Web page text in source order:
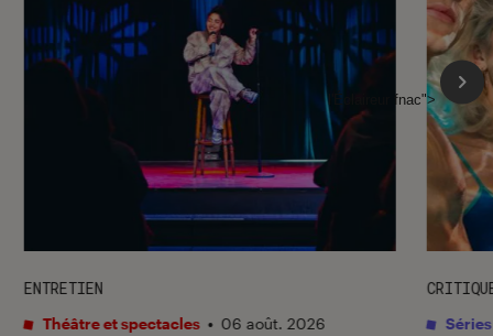
ENTRETIEN
Théâtre et spectacles • 06 août. 2026 Séries
l'Éclaireur fnac">